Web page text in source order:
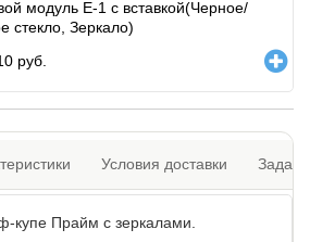
модуль Е-1 с вставкой(Черное/
стекло, Зеркало)
руб.
Условия доставки
купе Прайм с зеркалами.